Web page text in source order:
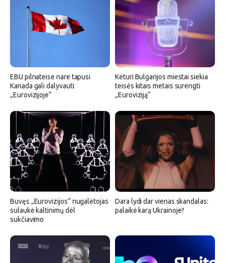
EBU pilnateise nare tapusi
Kanada gali dalyvauti
„Eurovizijoje“
Keturi Bulgarijos miestai siekia
teisės kitais metais surengti
„Euroviziją“
Buvęs „Eurovizijos“ nugalėtojas
sulaukė kaltinimų dėl
sukčiavimo
Dara lydi dar vienas skandalas:
palaikė karą Ukrainoje?